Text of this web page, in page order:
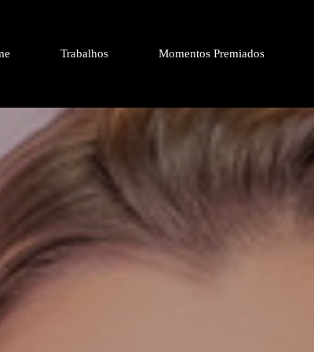
Trabalhos Momentos Premiados